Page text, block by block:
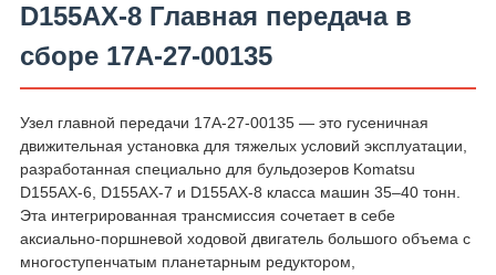
D155AX-8 Главная передача в
сборе 17A-27-00135
Узел главной передачи 17A-27-00135 — это гусеничная
движительная установка для тяжелых условий эксплуатации,
разработанная специально для бульдозеров Komatsu
D155AX-6, D155AX-7 и D155AX-8 класса машин 35–40 тонн.
Эта интегрированная трансмиссия сочетает в себе
аксиально-поршневой ходовой двигатель большого объема с
многоступенчатым планетарным редуктором,